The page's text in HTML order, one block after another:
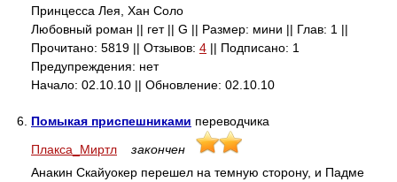
Принцесса Лея, Хан Соло
Любовный роман || гет || G || Размер: мини || Глав: 1 ||
Прочитано: 5819 || Отзывов: 4 || Подписано: 1
Предупреждения: нет
Начало: 02.10.10 || Обновление: 02.10.10
6. Помыкая приспешниками переводчика
Плакса_Миртл
закончен
Анакин Скайуокер перешел на темную сторону, и Падме